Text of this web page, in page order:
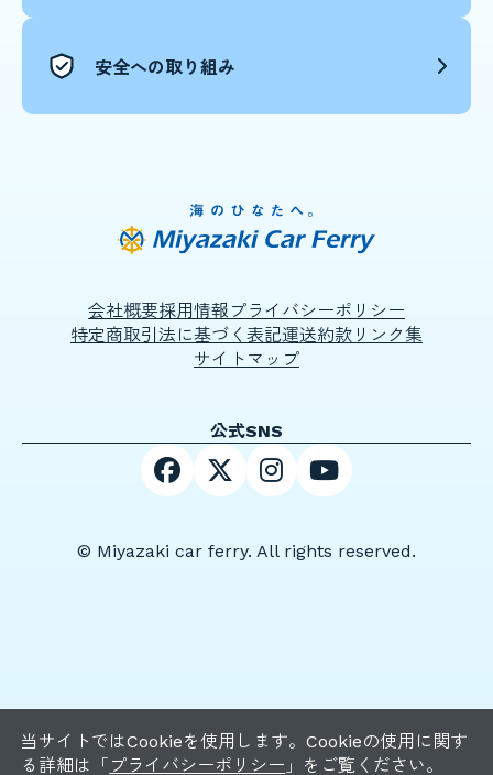
当サイトではCookieを使用します。Cookieの使用に関す
る詳細は「 プライバシーポリシー 」をご覧ください。
安全への取り組み
会社概要採用情報プライバシーポリシー
特定商取引法に基づく表記運送約款リンク集
サイトマップ
公式SNS
© Miyazaki car ferry. All rights reserved.